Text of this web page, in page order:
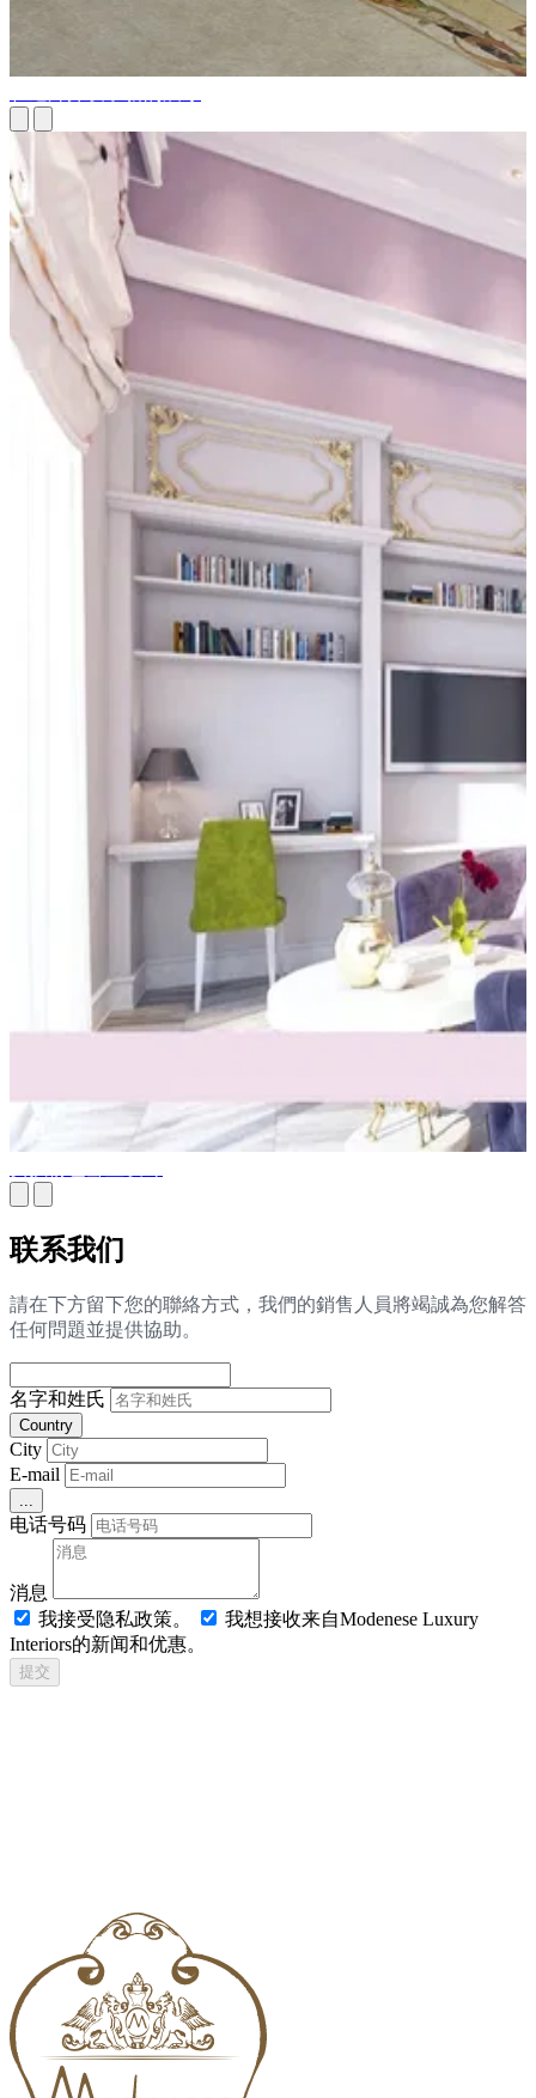
联系我们
請在下方留下您的聯絡方式，我們的銷售人員將竭誠為您解答
任何問題並提供協助。
名字和姓氏
Country
City
E-mail
...
电话号码
消息
我接受隐私政策。
我想接收来自Modenese Luxury
Interiors的新闻和优惠。
提交